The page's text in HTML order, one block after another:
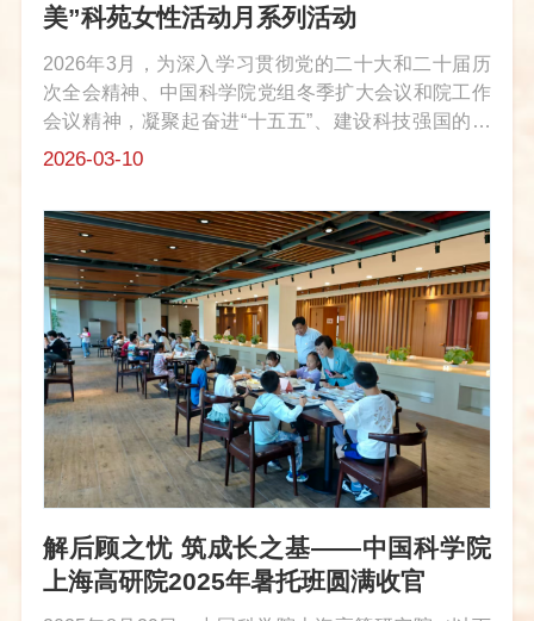
美”科苑女性活动月系列活动
2026年3月，为深入学习贯彻党的二十大和二十届历
次全会精神、中国科学院党组冬季扩大会议和院工作
会议精神，凝聚起奋进“十五五”、建设科技强国的思
想共识与巾帼力量，积极响应中国科学院妇工委和工
学院上海高等研究院（简称上海...
2026-03-10
解后顾之忧 筑成长之基——中国科学院
上海高研院2025年暑托班圆满收官